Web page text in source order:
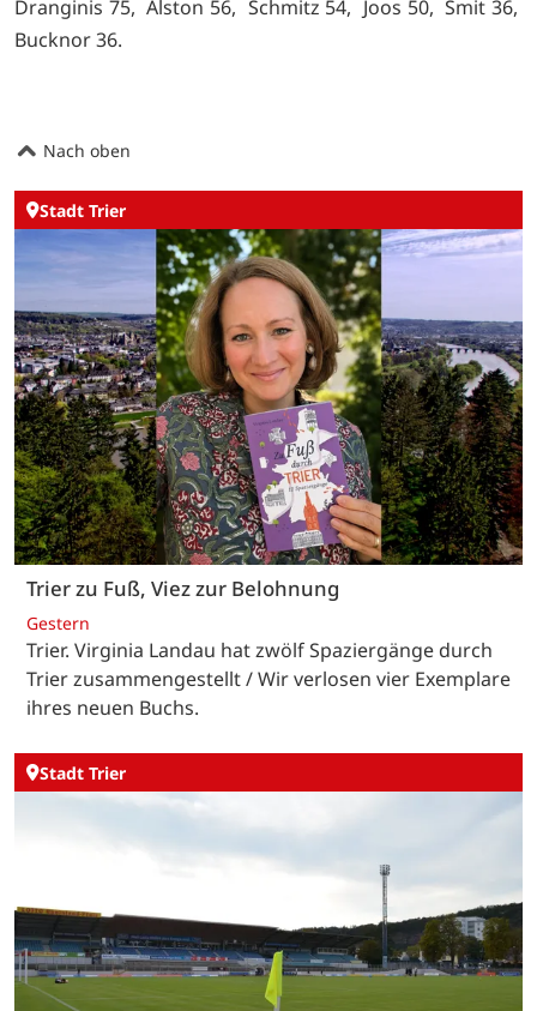
Dranginis 75, Alston 56, Schmitz 54, Joos 50, Smit 36,
Bucknor 36.
Nach oben
Stadt Trier
Trier zu Fuß, Viez zur Belohnung
Gestern
Trier. Virginia Landau hat zwölf Spaziergänge durch
Trier zusammengestellt / Wir verlosen vier Exemplare
ihres neuen Buchs.
Stadt Trier